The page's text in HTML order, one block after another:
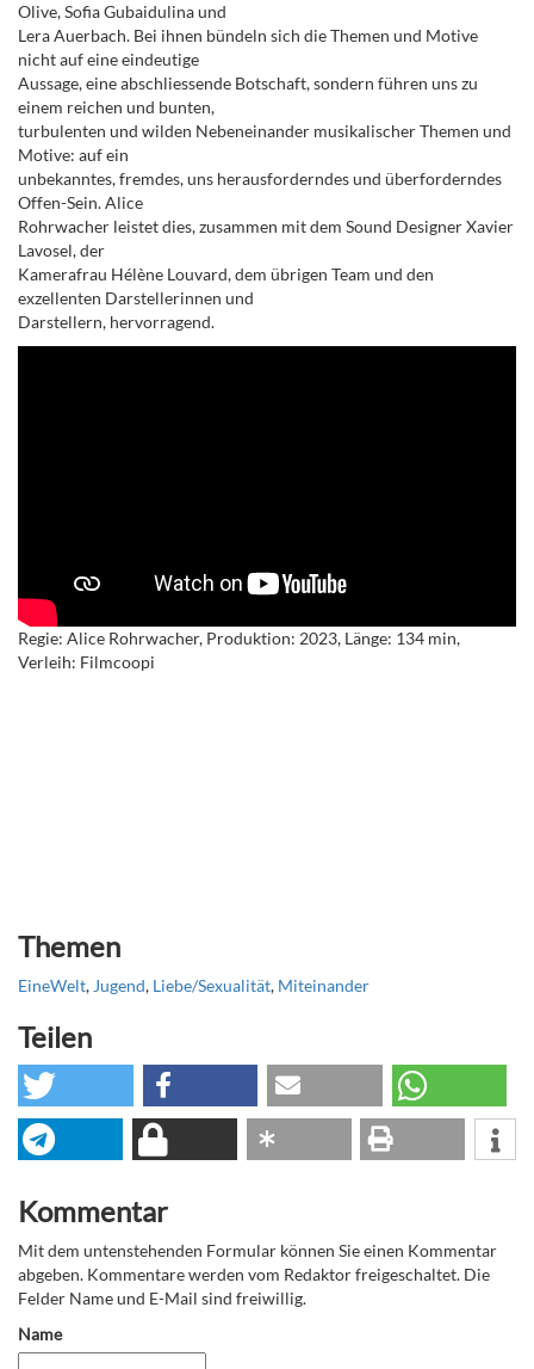
Olive, Sofia Gubaidulina und
Lera Auerbach. Bei ihnen bündeln sich die Themen und Motive
nicht auf eine eindeutige
Aussage, eine abschliessende Botschaft, sondern führen uns zu
einem reichen und bunten,
turbulenten und wilden Nebeneinander musikalischer Themen und
Motive: auf ein
unbekanntes, fremdes, uns herausforderndes und überforderndes
Offen-Sein. Alice
Rohrwacher leistet dies, zusammen mit dem Sound Designer Xavier
Lavosel, der
Kamerafrau Hélène Louvard, dem übrigen Team und den
exzellenten Darstellerinnen und
Darstellern, hervorragend.
Regie: Alice Rohrwacher, Produktion: 2023, Länge: 134 min,
Verleih: Filmcoopi
Themen
EineWelt, Jugend, Liebe/Sexualität, Miteinander
Teilen
Kommentar
Mit dem untenstehenden Formular können Sie einen Kommentar
abgeben. Kommentare werden vom Redaktor freigeschaltet. Die
Felder Name und E-Mail sind freiwillig.
Name